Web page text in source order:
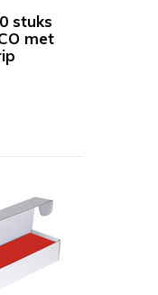
stuks
met